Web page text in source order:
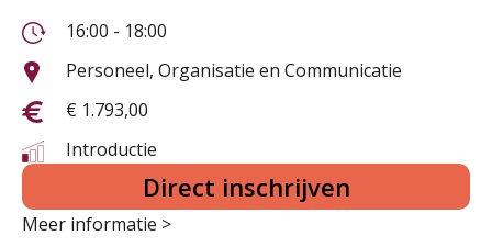
16:00 - 18:00
Personeel, Organisatie en Communicatie
€ 1.793,00
Introductie
Direct inschrijven
Meer informatie >